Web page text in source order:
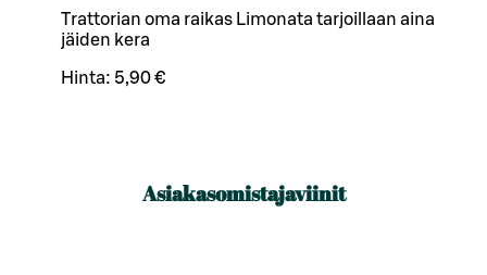
Trattorian oma raikas Limonata tarjoillaan aina
jäiden kera
Hinta: 5,90 €
Asiakasomistajaviinit